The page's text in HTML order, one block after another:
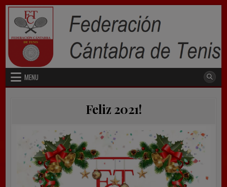
Skip
content
MENU
Feliz 2021!